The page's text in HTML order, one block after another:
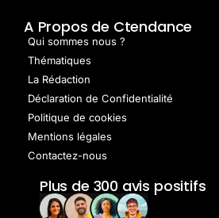
A Propos de Ctendance
Qui sommes nous ?
Thématiques
La Rédaction
Déclaration de Confidentialité
Politique de cookies
Mentions légales
Contactez-nous
Plus de 300 avis positifs